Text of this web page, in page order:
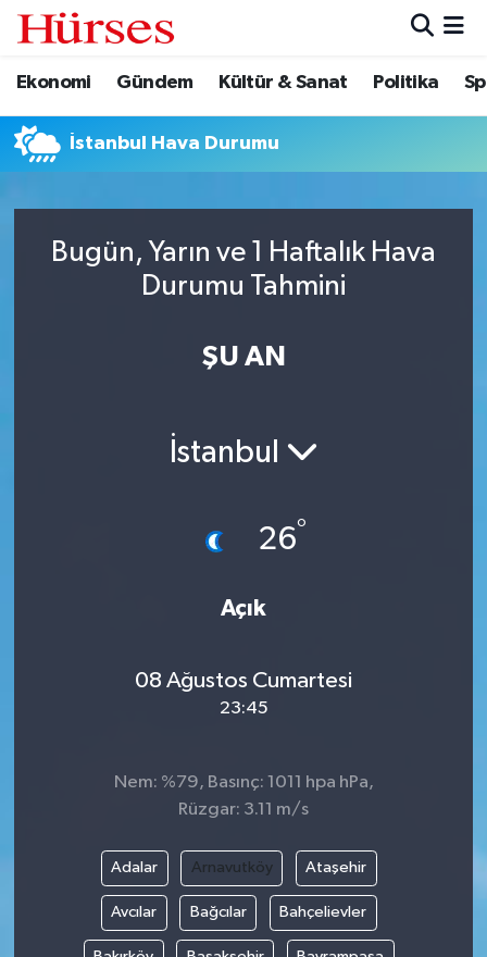
Ekonomi Gündem Kültür & Sanat Politika
İstanbul Hava Durumu
Bugün, Yarın ve 1 Haftalık Hava
Durumu Tahmini
ŞU AN
İstanbul
26°
Açık
08 Ağustos Cumartesi
23:45
Nem: %79, Basınç: 1011 hpa hPa,
Rüzgar: 3.11 m/s
Adalar Arnavutköy Ataşehir
Avcılar Bağcılar Bahçelievler
Ekonomi
Gündem
Politika
Hava Durumu
Trafik Durumu
Tüm Manşetler